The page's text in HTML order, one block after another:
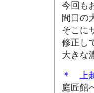
今回も
間口の
そこに
修正し
大きな
＊ 上
庭匠館